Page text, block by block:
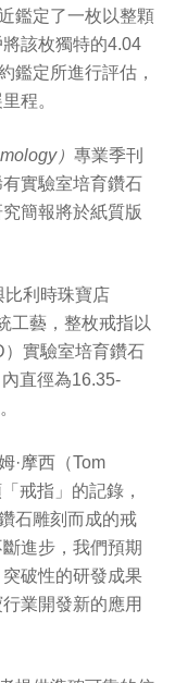
鑑定了一枚以整顆
該枚獨特的4.04
鑑定所進行評估，
程。
） 專業季刊
有實驗室培育鑽石
簡報將於紙質版
比利時珠寶店
工藝，整枚戒指以
實驗室培育鑽石
直徑為16.35-
·摩西（Tom
戒指」的記錄，
石雕刻而成的戒
進步，我們預期
破性的研發成果
業開發新的應用